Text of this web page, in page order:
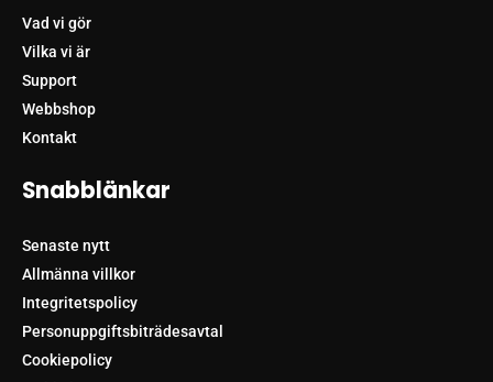
Vad vi gör
Vilka vi är
Support
Webbshop
Kontakt
Snabblänkar
Senaste nytt
Allmänna villkor
Integritetspolicy
Personuppgiftsbiträdesavtal
Cookiepolicy